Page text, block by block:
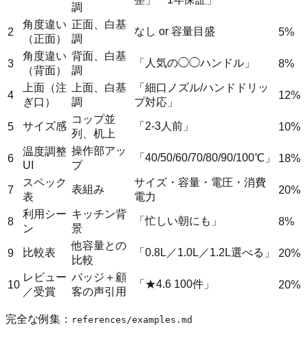
調
2
角度違い
（正面）
正面、白基
調
なし or 容量目盛 5%
3
角度違い
（背面）
背面、白基
調
「人気の◯◯ハンドル」 8%
4
上面（注
ぎ口）
上面、白基
調
「細口ノズル/ハンドドリッ
プ対応」
12%
5 サイズ感
コップ並
列、机上
「2-3人前」 10%
6
温度調整
UI
操作部アッ
プ
「40/50/60/70/80/90/100℃」 18%
7
スペック
表
表組み
サイズ・容量・電圧・消費
電力
20%
8
利用シー
ン
キッチン背
景
「忙しい朝にも」 8%
9 比較表
他容量との
比較
「0.8L／1.0L／1.2L選べる」 20%
10
レビュー
／受賞
バッジ＋顧
客の声引用
「★4.6 100件」 20%
完全な例集： references/examples.md